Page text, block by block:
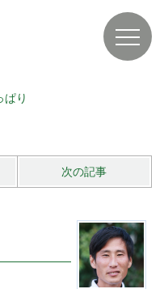
ぱり
次の記事